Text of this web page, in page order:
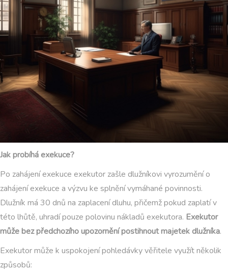
Jak probíhá exekuce?
Po zahájení exekuce exekutor zašle dlužníkovi vyrozumění o
zahájení exekuce a výzvu ke splnění vymáhané povinnosti.
Dlužník má 30 dnů na zaplacení dluhu, přičemž pokud zaplatí v
této lhůtě, uhradí pouze polovinu nákladů exekutora. Exekutor
může bez předchozího upozornění postihnout majetek dlužníka.
Exekutor může k uspokojení pohledávky věřitele využít několik
způsobů: